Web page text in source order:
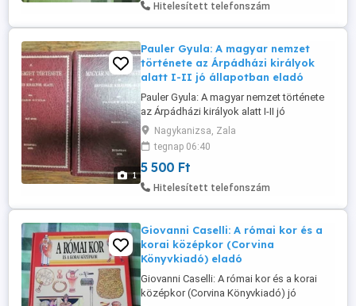
Hitelesített telefonszám
1
Pauler Gyula: A magyar nemzet
története az Árpádházi királyok
alatt I-II jó állapotban eladó
Pauler Gyula: A magyar nemzet története
az Árpádházi királyok alatt I-II jó
állapotban eladó! Ár: 5500 Ft Átvehető
Nagykanizsán, postázni tudom.
Érdeklődni: a 30/427-7142-s telefonon.
Nagykanizsa, Zala
tegnap 06:40
5 500 Ft
Hitelesített telefonszám
Giovanni Caselli: A római kor és a
korai középkor (Corvina
Könyvkiadó) eladó
Giovanni Caselli: A római kor és a korai
középkor (Corvina Könyvkiadó) jó